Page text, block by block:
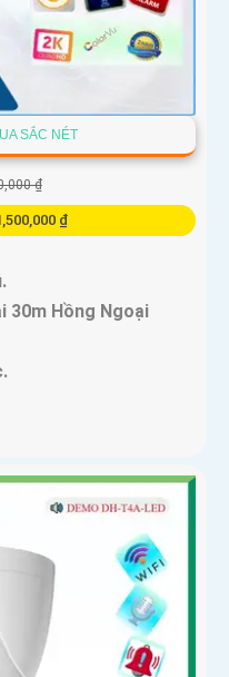
SẮC NÉT
₫
₫
30m Hồng Ngoại